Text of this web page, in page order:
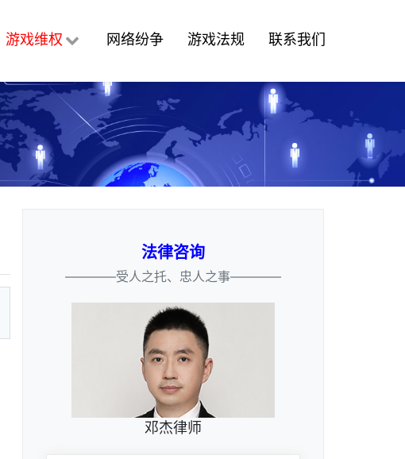
游戏维权 网络纷争 游戏法规 联系我们
法律咨询
————受人之托、忠人之事————
邓杰律师